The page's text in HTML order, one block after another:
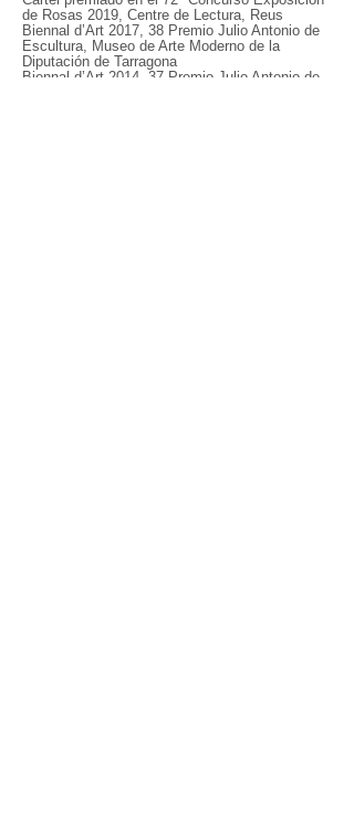
de Rosas 2019, Centre de Lectura, Reus
Biennal d’Art 2017, 38 Premio Julio Antonio de
Escultura, Museo de Arte Moderno de la
Diputación de Tarragona
Biennal d’Art 2014, 37 Premio Julio Antonio de